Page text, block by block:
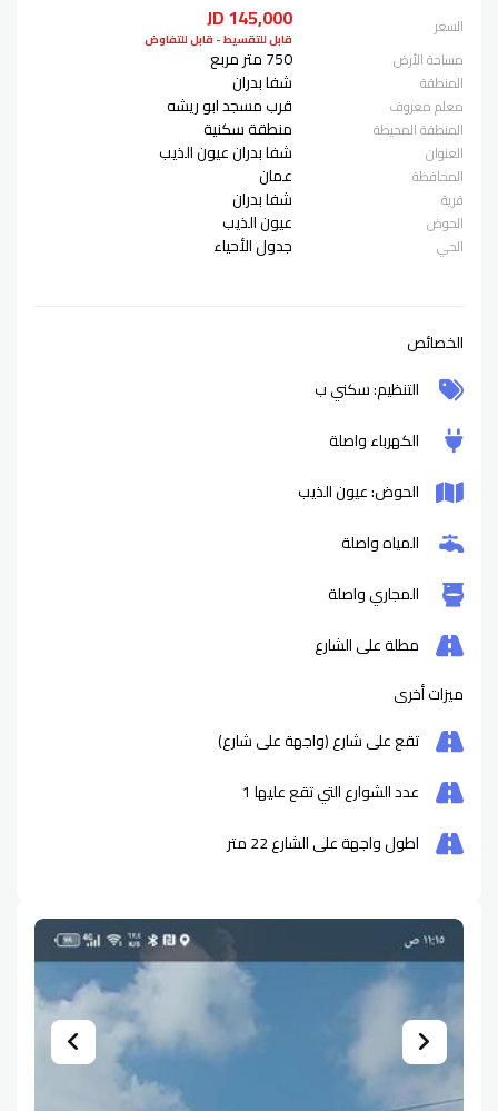
السعر 145,000 JD
قابل للتقسيط - قابل للتفاوض
مساحة الأرض 750 متر مربع
المنطقة شفا بدران
معلم معروف قرب مسجد ابو ريشه
المنطقة المحيطة منطقة سكنية
العنوان شفا بدران عيون الذيب
المحافظة عمان
قرية شفا بدران
الحوض عيون الذيب
الحي جدول الأحياء
الخصائص
التنظيم: سكني ب
الكهرباء واصلة
الحوض: عيون الذيب
المياه واصلة
المجاري واصلة
مطلة على الشارع
ميزات أخرى
تقع على شارع (واجهة على شارع)
عدد الشوارع التي تقع عليها 1
اطول واجهة على الشارع22متر